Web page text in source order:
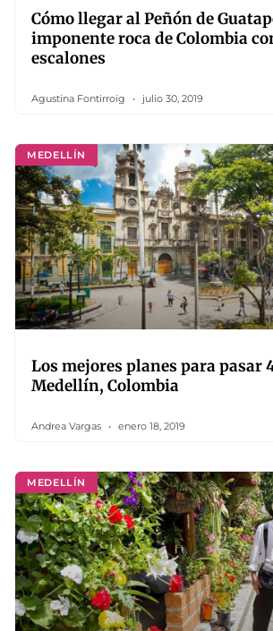
Cómo llegar al Peñón de
imponente roca de Colombia
escalones
Agustina Fontirroig julio 30, 2019
MEDELLÍN
Los mejores planes para pasar
Medellín, Colombia
Andrea Vargas enero 18, 2019
MEDELLÍN